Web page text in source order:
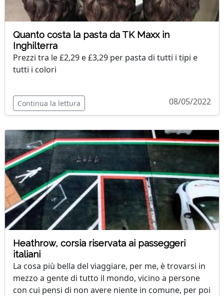
Quanto costa la pasta da TK Maxx in
Inghilterra
Prezzi tra le £2,29 e £3,29 per pasta di tutti i tipi e
tutti i colori
Continua la lettura 08/05/2022
Heathrow, corsia riservata ai passeggeri
italiani
La cosa più bella del viaggiare, per me, è trovarsi in
mezzo a gente di tutto il mondo, vicino a persone
con cui pensi di non avere niente in comune, per poi